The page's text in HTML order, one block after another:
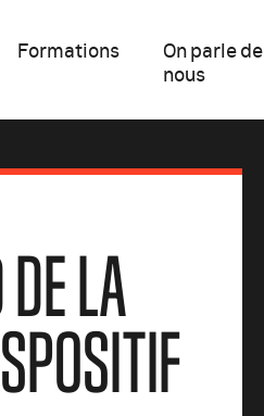
Formations
On parle de
nous
LA